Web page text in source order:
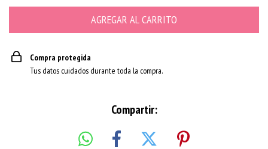
Compra protegida
Tus datos cuidados durante toda la compra.
Compartir: